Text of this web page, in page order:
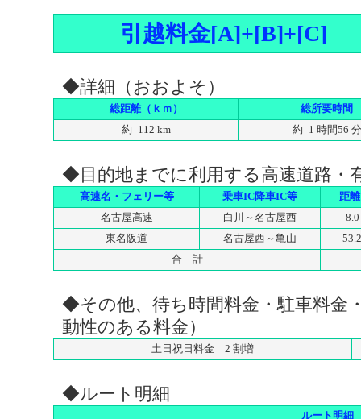
引越料金[A]+[B]+[C]
◆詳細（おおよそ）
総距離（ｋｍ）
総所要時間
約 112 km
約 1 時間56 分
◆目的地までに利用する高速道路・
高速名・フェリー等 乗車IC降車IC等
距
名古屋高速
白川～名古屋西
東名阪道
名古屋西～亀山
合 計
◆その他、待ち時間料金・駐車料金
動性のある料金）
土日祝日料金 2 割増
◆ルート明細
ルート明細